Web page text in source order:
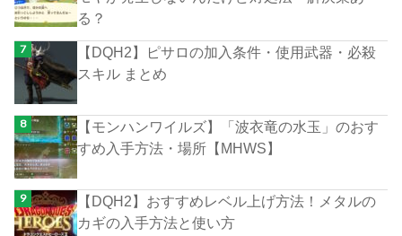
る？
【DQH2】ピサロの加入条件・使用武器・必殺
スキル まとめ
【モンハンワイルズ】「波衣竜の水玉」のおす
すめ入手方法・場所【MHWS】
【DQH2】おすすめレベル上げ方法！メタルの
カギの入手方法と使い方